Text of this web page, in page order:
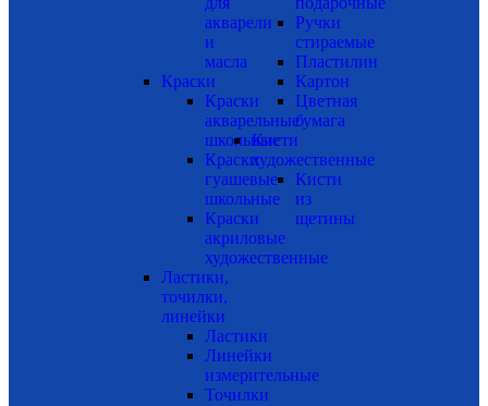
акварели
и
масла
Краски
Краски
акварельные
школьные
Краски
гуашевые
школьные
Краски
акриловые
художественные
Ластики,
точилки,
линейки
Ластики
Линейки
измерительные
Точилки
Ручки
стираемые
Пластилин
Картон
Цветная
бумага
Кисти
художественные
Кисти
из
щетины